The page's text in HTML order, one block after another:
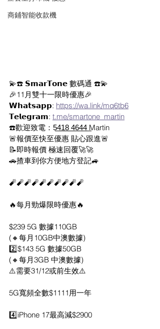
商鋪智能收款機
💫☎️ 𝗦𝗺𝗮𝗿𝗧𝗼𝗻𝗲 數碼通 ☎️💫
🎉11月雙十一限時優惠🎉
𝗪𝗵𝗮𝘁𝘀𝗮𝗽𝗽: https://wa.link/mq6tb6
𝗧𝗲𝗹𝗲𝗴𝗿𝗮𝗺: t.me/smartone_martin
☎️歡迎致電：5͟4͟1͟8͟ ͟4͟6͟4͟4͟ Martin
🚨報價至快至優惠 貼心跟進🚨
📝即時報價 極速回覆🚀🚀
🚗揸車到你方便地方登記🚙
🧨🧨🧨🧨🧨🧨🧨🧨🧨🧨
🔥每月勁爆限時優惠🔥
$239 5G 數據110GB
(🔸每月10GB中澳數據)
2️⃣$143 5G 數據50GB
(🔸每月3GB 中澳數據)
⚠️需要31/12或前生效⚠️
5G寬頻全數$1111用一年
4️⃣iPhone 17最高減$2900